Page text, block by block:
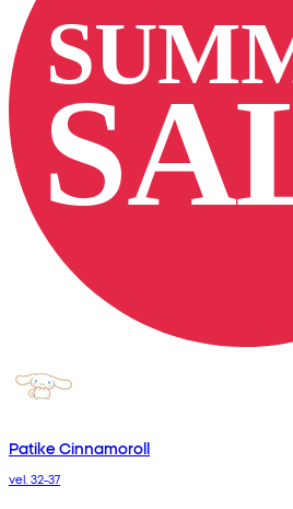
Patike Cinnamoroll
vel. 32-37